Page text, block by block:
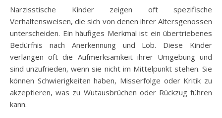
Narzisstische Kinder zeigen oft spezifische
Verhaltensweisen, die sich von denen ihrer Altersgenossen
unterscheiden. Ein häufiges Merkmal ist ein übertriebenes
Bedürfnis nach Anerkennung und Lob. Diese Kinder
verlangen oft die Aufmerksamkeit ihrer Umgebung und
sind unzufrieden, wenn sie nicht im Mittelpunkt stehen. Sie
können Schwierigkeiten haben, Misserfolge oder Kritik zu
akzeptieren, was zu Wutausbrüchen oder Rückzug führen
kann.